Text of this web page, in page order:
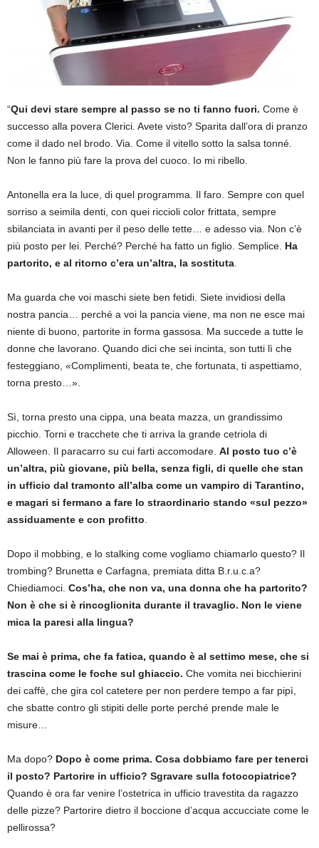
“Qui devi stare sempre al passo se no ti fanno fuori. Come è
successo alla povera Clerici. Avete visto? Sparita dall’ora di pranzo
come il dado nel brodo. Via. Come il vitello sotto la salsa tonné.
Non le fanno più fare la prova del cuoco. Io mi ribello.
Antonella era la luce, di quel programma. Il faro. Sempre con quel
sorriso a seimila denti, con quei riccioli color frittata, sempre
sbilanciata in avanti per il peso delle tette… e adesso via. Non c’è
più posto per lei. Perché? Perché ha fatto un figlio. Semplice. Ha
partorito, e al ritorno c’era un’altra, la sostituta
Ma guarda che voi maschi siete ben fetidi. Siete invidiosi della
nostra pancia… perché a voi la pancia viene, ma non ne esce mai
niente di buono, partorite in forma gassosa. Ma succede a tutte le
donne che lavorano. Quando dici che sei incinta, son tutti lì che
festeggiano, «Complimenti, beata te, che fortunata, ti aspettiamo,
torna presto…».
Sì, torna presto una cippa, una beata mazza, un grandissimo
picchio. Torni e tracchete che ti arriva la grande cetriola di
Alloween. Il paracarro su cui farti accomodare. Al posto tuo c’è
un’altra, più giovane, più bella, senza figli, di quelle che stan
in ufficio dal tramonto all’alba come un vampiro di Tarantino,
e magari si fermano a fare lo straordinario stando «sul pezzo»
assiduamente e con profitto
Dopo il mobbing, e lo stalking come vogliamo chiamarlo questo? Il
trombing? Brunetta e Carfagna, premiata ditta B.r.u.c.a?
Chiediamoci. Cos’ha, che non va, una donna che ha partorito?
Non è che si è rincoglionita durante il travaglio. Non le viene
mica la paresi alla lingua?
Se mai è prima, che fa fatica, quando è al settimo mese, che si
trascina come le foche sul ghiaccio. Che vomita nei bicchierini
dei caffè, che gira col catetere per non perdere tempo a far pipì,
che sbatte contro gli stipiti delle porte perché prende male le
misure…
Ma dopo? Dopo è come prima. Cosa dobbiamo fare per tenerci
il posto? Partorire in ufficio? Sgravare sulla fotocopiatrice?
Quando è ora far venire l’ostetrica in ufficio travestita da ragazzo
delle pizze? Partorire dietro il boccione d’acqua accucciate come le
pellirossa?